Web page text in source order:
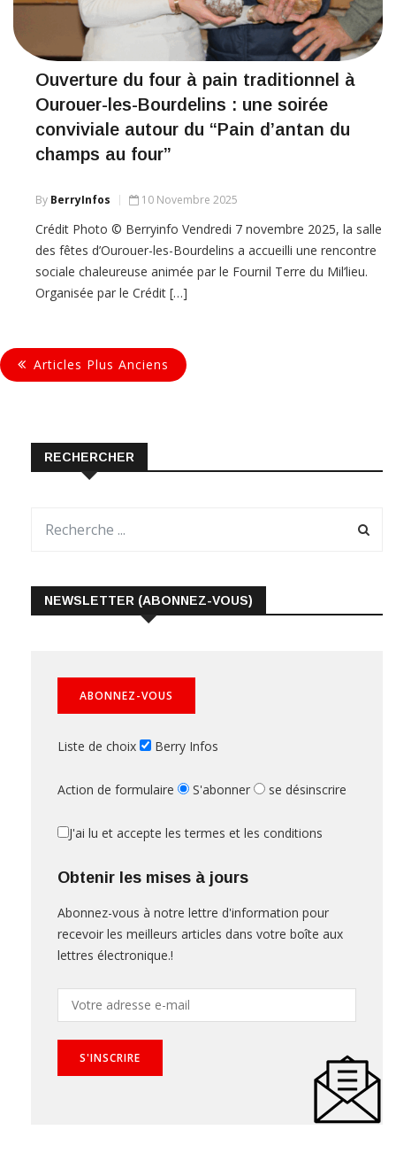
Ouverture du four à pain traditionnel à
Ourouer-les-Bourdelins : une soirée
conviviale autour du “Pain d’antan du
champs au four”
By BerryInfos 10 Novembre 2025
Crédit Photo © Berryinfo Vendredi 7 novembre 2025, la salle
des fêtes d’Ourouer-les-Bourdelins a accueilli une rencontre
sociale chaleureuse animée par le Fournil Terre du Mil’lieu.
Organisée par le Crédit […]
Articles Plus Anciens
RECHERCHER
NEWSLETTER (ABONNEZ-VOUS)
Liste de choix Berry Infos
Action de formulaire S'abonner se désinscrire
J'ai lu et accepte les termes et les conditions
Obtenir les mises à jours
Abonnez-vous à notre lettre d'information pour
recevoir les meilleurs articles dans votre boîte aux
lettres électronique.!